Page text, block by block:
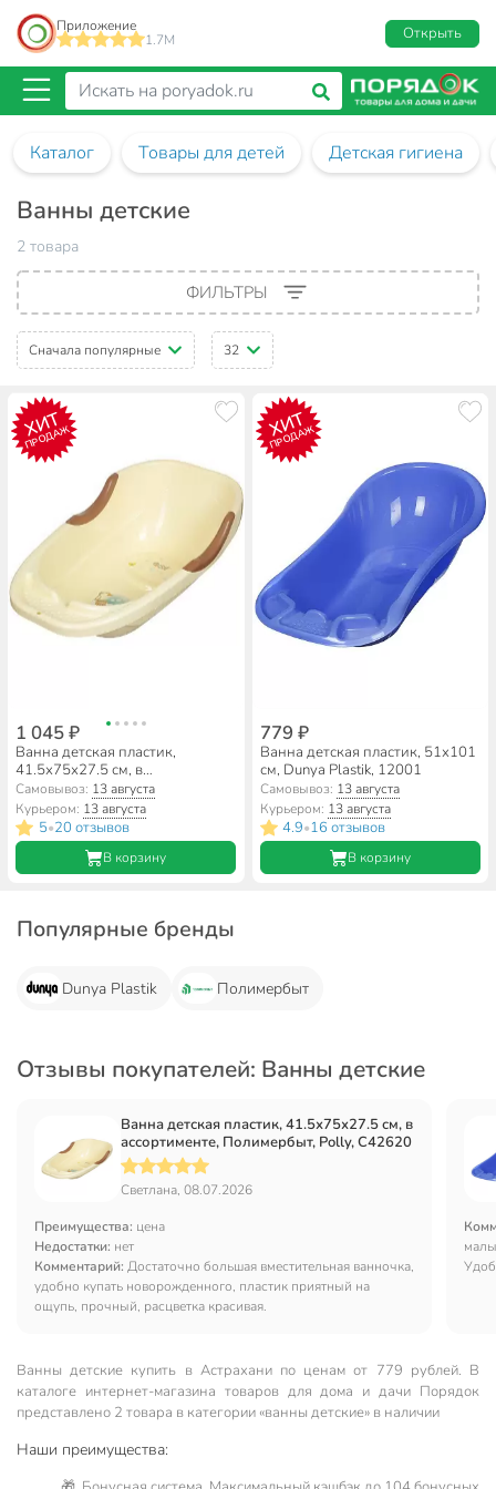
Приложение
1.7M
Открыть
Каталог Товары для детей Детская гигиена
Ванны детские
2 товара
ФИЛЬТРЫ
Сначала популярные 32
ХИТ
ПРОДАЖ
1 045 ₽
Ванна детская пластик,
41.5х75х27.5 см, в
ассортименте, Полимербыт,
Polly, С42620
Самовывоз: 13 августа
Курьером: 13 августа
5•20 отзывов
В корзину
ХИТ
ПРОДАЖ
779 ₽
Ванна детская пластик, 51х101
см, Dunya Plastik, 12001
Самовывоз: 13 августа
Курьером: 13 августа
4.9•16 отзывов
В корзину
Популярные бренды
Dunya Plastik Полимербыт
Отзывы покупателей: Ванны детские
Ванна детская пластик, 41.5х75х27.5 см, в
ассортименте, Полимербыт, Polly, С42620
Светлана, 08.07.2026
Преимущества: цена
Недостатки: нет
Комментарий: Достаточно большая вместительная ванночка,
удобно купать новорожденного, пластик приятный на
ощупь, прочный, расцветка красивая.
Ванны детские купить в Астрахани по ценам от 779 рублей. В
каталоге интернет-магазина товаров для дома и дачи Порядок
представлено 2 товара в категории «ванны детские» в наличии
Наши преимущества: